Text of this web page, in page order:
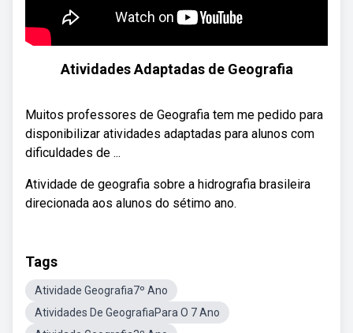
Atividades Adaptadas de Geografia
Muitos professores de Geografia tem me pedido para
disponibilizar atividades adaptadas para alunos com
dificuldades de ...
Atividade de geografia sobre a hidrografia brasileira
direcionada aos alunos do sétimo ano.
Tags
Atividade Geografia7º Ano
Atividades De GeografiaPara O 7 Ano